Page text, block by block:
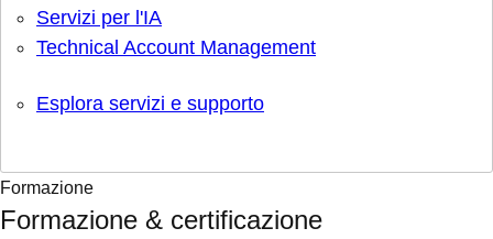
Servizi per l'IA
Technical Account Management
Esplora servizi e supporto
Formazione
Formazione & certificazione